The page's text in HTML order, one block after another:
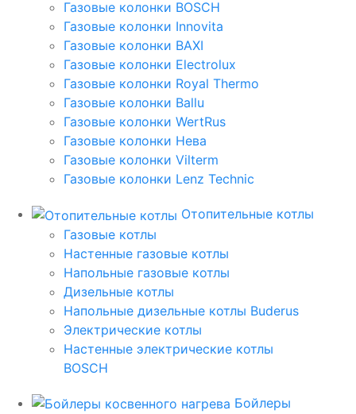
Газовые колонки BOSCH
Газовые колонки Innovita
Газовые колонки BAXI
Газовые колонки Electrolux
Газовые колонки Royal Thermo
Газовые колонки Ballu
Газовые колонки WertRus
Газовые колонки Нева
Газовые колонки Vilterm
Газовые колонки Lenz Technic
Отопительные котлы
Газовые котлы
Настенные газовые котлы
Напольные газовые котлы
Дизельные котлы
Напольные дизельные котлы Buderus
Электрические котлы
Настенные электрические котлы
BOSCH
Бойлеры